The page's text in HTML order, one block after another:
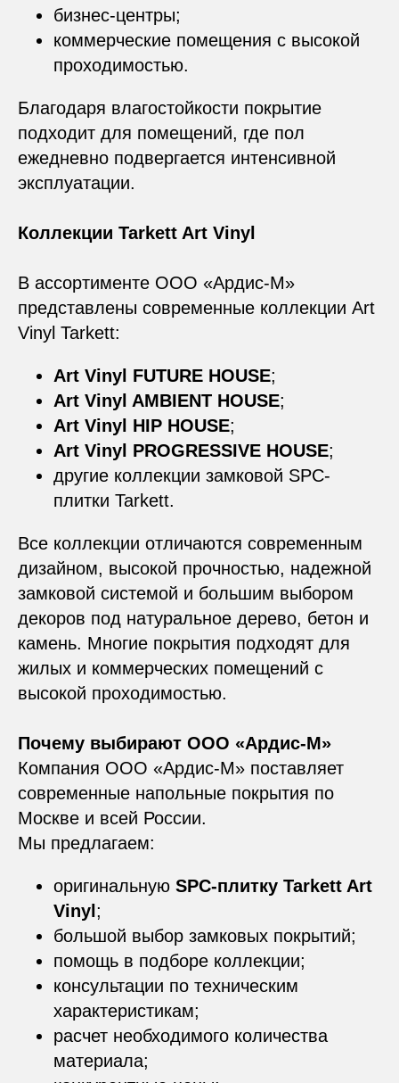
бизнес-центры;
коммерческие помещения с высокой
проходимостью.
Благодаря влагостойкости покрытие
подходит для помещений, где пол
ежедневно подвергается интенсивной
эксплуатации.
Коллекции Tarkett Art Vinyl
В ассортименте ООО «Ардис-М»
представлены современные коллекции Art
Vinyl Tarkett:
Art Vinyl FUTURE HOUSE;
Art Vinyl AMBIENT HOUSE;
Art Vinyl HIP HOUSE;
Art Vinyl PROGRESSIVE HOUSE;
другие коллекции замковой SPC-
плитки Tarkett.
Все коллекции отличаются современным
дизайном, высокой прочностью, надежной
замковой системой и большим выбором
декоров под натуральное дерево, бетон и
камень. Многие покрытия подходят для
жилых и коммерческих помещений с
высокой проходимостью.
Почему выбирают ООО «Ардис-М»
Компания ООО «Ардис-М» поставляет
современные напольные покрытия по
Москве и всей России.
Мы предлагаем:
оригинальную SPC-плитку Tarkett Art
Vinyl ;
большой выбор замковых покрытий;
помощь в подборе коллекции;
консультации по техническим
характеристикам;
расчет необходимого количества
материала;
ARDIS